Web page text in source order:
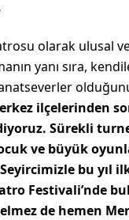
olarak ulusal
yanı sıra,
ilçelerinden
Sürekli
ve büyük
bu yıl
Festivali’nde
de hemen